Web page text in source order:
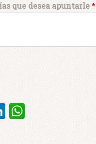
que desea apuntarle*
LinkedInWhatsApp